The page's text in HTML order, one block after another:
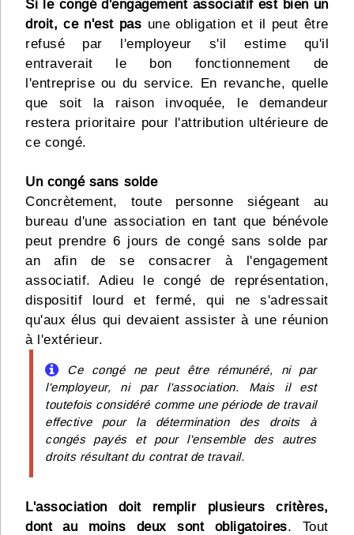
Si le congé d'engagement associatif est bien un
droit, ce n'est pas une obligation et il peut être
refusé par l'employeur s'il estime qu'il
entraverait le bon fonctionnement de
l'entreprise ou du service. En revanche, quelle
que soit la raison invoquée, le demandeur
restera prioritaire pour l'attribution ultérieure de
ce congé.
Un congé sans solde
Concrètement, toute personne siégeant au
bureau d'une association en tant que bénévole
peut prendre 6 jours de congé sans solde par
an afin de se consacrer à l'engagement
associatif. Adieu le congé de représentation,
dispositif lourd et fermé, qui ne s'adressait
qu'aux élus qui devaient assister à une réunion
à l'extérieur.
Ce congé ne peut être rémunéré, ni par
l'employeur, ni par l'association. Mais il est
toutefois considéré comme une période de travail
effective pour la détermination des droits à
congés payés et pour l'ensemble des autres
droits résultant du contrat de travail.
L'association doit remplir plusieurs critères,
dont au moins deux sont obligatoires. Tout